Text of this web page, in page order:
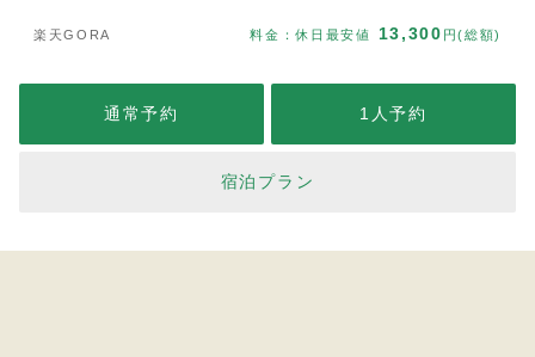
楽天GORA 料金：休日最安値 13,300 円(総額)
通常予約 1人予約
宿泊プラン